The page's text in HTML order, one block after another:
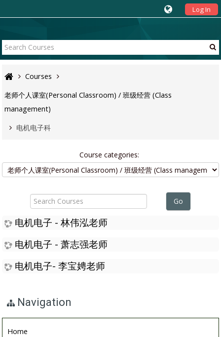
Log In
Courses
老师个人课室(Personal Classroom) / 班级经营 (Class
management)
电机电子科
Course categories:
Courses
Go
电机电子 - 林伟泓老师
电机电子 - 萧志强老师
电机电子- 李宝娉老师
Navigation
Home